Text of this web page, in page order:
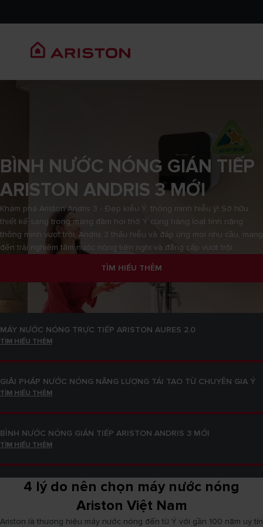
BÌNH NƯỚC NÓNG GIÁN TIẾP
ARISTON ANDRIS 3 MỚI
Khám phá Ariston Andris 3 - Đẹp kiểu Ý, thông minh hiểu ý! Sở hữu
thiết kế sang trọng mang đậm hơi thở Ý cùng hàng loạt tính năng
thông minh vượt trội, Andris 3 thấu hiểu và đáp ứng mọi nhu cầu, mang
đến trải nghiệm tắm nước nóng tiện nghi và đẳng cấp vượt trội.
TÌM HIỂU THÊM
MÁY NƯỚC NÓNG TRỰC TIẾP ARISTON AURES 2.0
TÌM HIỂU THÊM
GIẢI PHÁP NƯỚC NÓNG NĂNG LƯỢNG TÁI TẠO TỪ CHUYÊN GIA Ý
TÌM HIỂU THÊM
BÌNH NƯỚC NÓNG GIÁN TIẾP ARISTON ANDRIS 3 MỚI
TÌM HIỂU THÊM
MÁY NƯỚC NÓNG TRỰC TIẾP ARISTON AURES 2.0
4 lý do nên chọn máy nước nóng
Ariston Việt Nam
Ariston là thương hiệu máy nước nóng đến từ Ý với gần 100 năm uy tín